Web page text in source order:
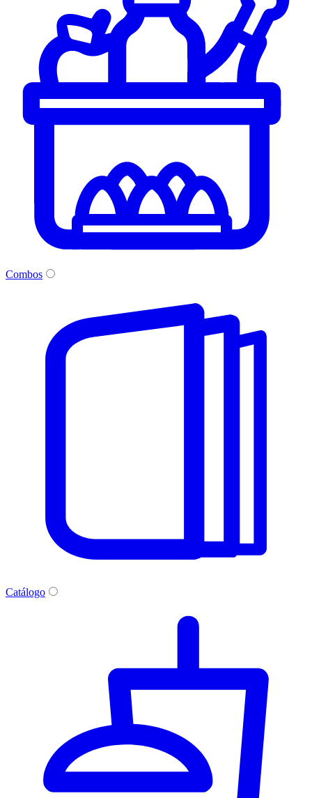
Combos
Catálogo